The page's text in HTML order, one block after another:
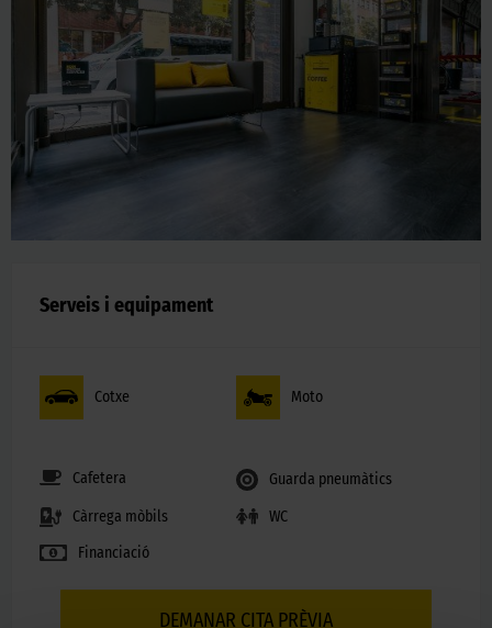
Serveis i equipament
Cotxe Moto
Cafetera
Guarda pneumàtics
Càrrega mòbils
WC
Financiació
DEMANAR CITA PRÈVIA